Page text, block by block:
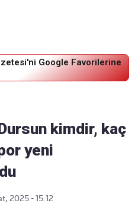
Google Favorilerine
kimdir, kaç
yeni
2025 - 15:12